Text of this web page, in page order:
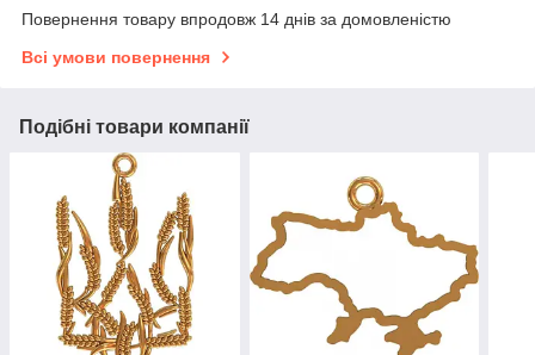
Повернення товару впродовж 14 днів за домовленістю
Всі умови повернення
Подібні товари компанії